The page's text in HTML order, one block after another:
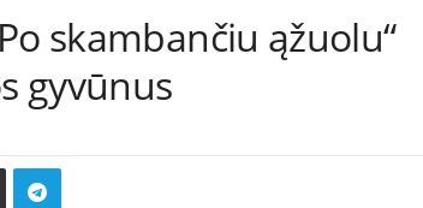
skambančiu ąžuolu“
gyvūnus